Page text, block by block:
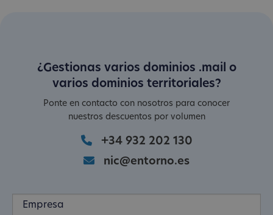
¿Gestionas varios dominios .mail o
varios dominios territoriales?
Ponte en contacto con nosotros para conocer
nuestros descuentos por volumen
+34 932 202 130
nic@entorno.es